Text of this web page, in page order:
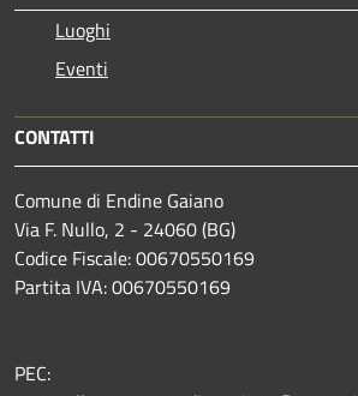
Luoghi
Eventi
CONTATTI
Comune di Endine Gaiano
Via F. Nullo, 2 - 24060 (BG)
Codice Fiscale: 00670550169
Partita IVA: 00670550169
PEC: